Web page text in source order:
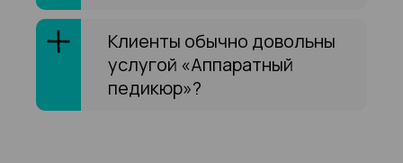
Клиенты обычно довольны
услугой «Аппаратный
педикюр»?